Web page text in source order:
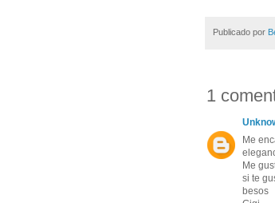
Publicado por
1
Me
Me
si te
besos